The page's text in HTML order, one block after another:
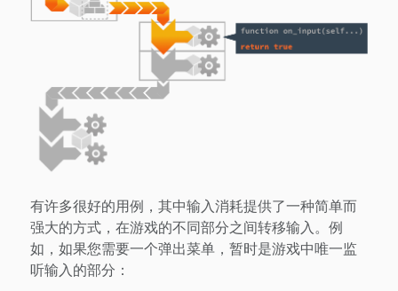
有许多很好的用例，其中输入消耗提供了一种简单而
强大的方式，在游戏的不同部分之间转移输入。例
如，如果您需要一个弹出菜单，暂时是游戏中唯一监
听输入的部分：